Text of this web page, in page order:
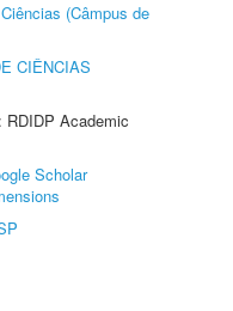
(Câmpus de
CIÊNCIAS
Academic
Scholar